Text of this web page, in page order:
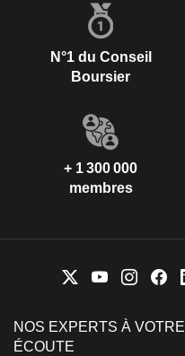
N°1 du Conseil
Boursier
+ 1 300 000
membres
NOS EXPERTS À VOTRE
ÉCOUTE